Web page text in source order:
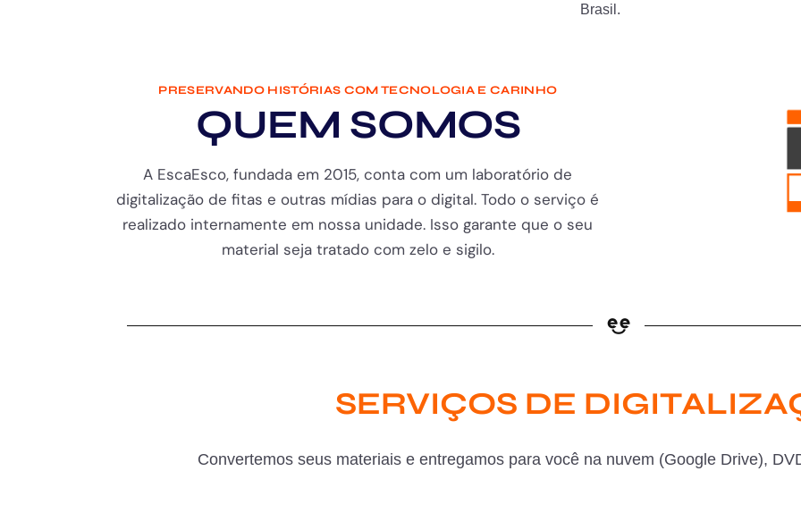
Brasil.
PRESERVANDO HISTÓRIAS COM TECNOLOGIA E CARINHO
QUEM SOMOS
A EscaEsco, fundada em 2015, conta com um laboratório de
digitalização de fitas e outras mídias para o digital. Todo o serviço é
realizado internamente em nossa unidade. Isso garante que o seu
material seja tratado com zelo e sigilo.
SERVIÇOS DE
Convertemos seus materiais e entregamos para você na nuvem (Google Drive),